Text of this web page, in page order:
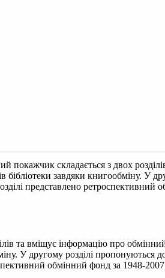
покажчик складається з двох
бібліотеки завдяки книгообміну.
представлено
та вміщує інформацію про
У другому розділі
обмінний фонд за 1948-